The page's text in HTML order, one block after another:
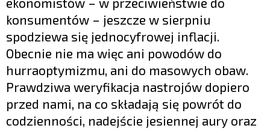
konsumentów – jeszcze w sierpniu
spodziewa się jednocyfrowej inflacji.
Obecnie nie ma więc ani powodów do
hurraoptymizmu, ani do masowych obaw.
Prawdziwa weryfikacja nastrojów dopiero
przed nami, na co składają się powrót do
codzienności, nadejście jesiennej aury oraz